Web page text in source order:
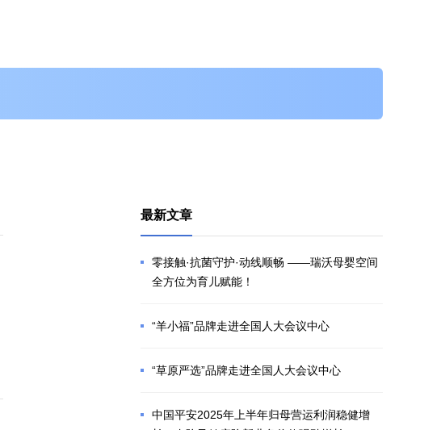
最新文章
零接触·抗菌守护·动线顺畅 ——瑞沃母婴空间
全方位为育儿赋能！
“羊小福”品牌走进全国人大会议中心
“草原严选”品牌走进全国人大会议中心
中国平安2025年上半年归母营运利润稳健增